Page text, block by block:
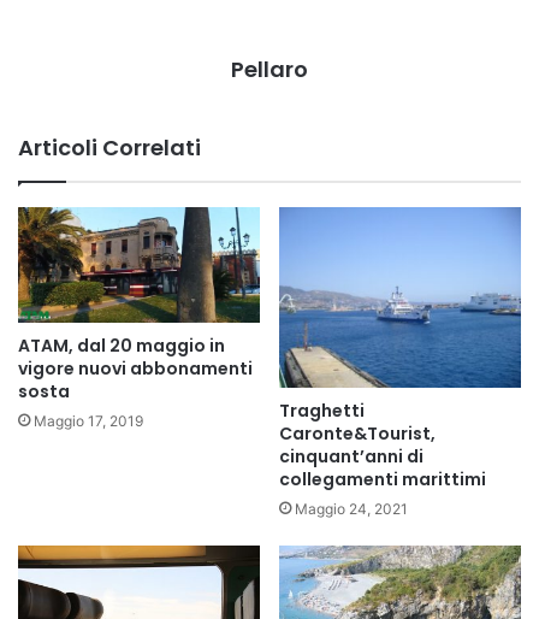
Pellaro
Articoli Correlati
ATAM, dal 20 maggio in
vigore nuovi abbonamenti
sosta
Maggio 17, 2019
Traghetti
Caronte&Tourist,
cinquant’anni di
collegamenti marittimi
Maggio 24, 2021